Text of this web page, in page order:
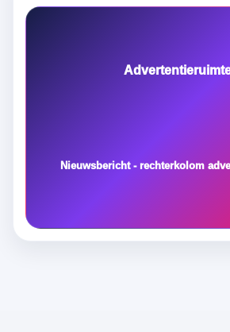
Nieuwsbericht - rechterkolom